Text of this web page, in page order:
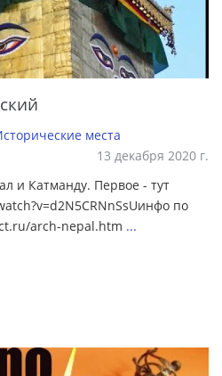
места
13 декабря 2020 г.
и Катманду. Первое - тут
по
arch-nepal.htm ...